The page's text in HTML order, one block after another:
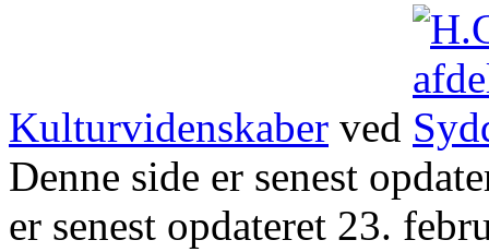
Kulturvidenskaber ved
Denne side er senest
er senest opdateret 23.